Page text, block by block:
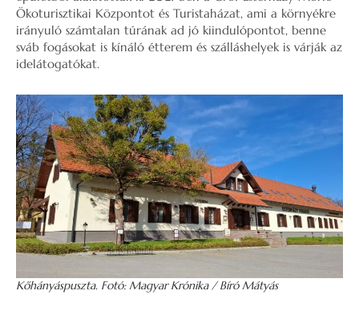
Ökoturisztikai Központot és Turistaházat, ami a környékre
irányuló számtalan túrának ad jó kiindulópontot, benne
sváb fogásokat is kínáló étterem és szálláshelyek is várják az
idelátogatókat.
Kőhányáspuszta. Fotó: Magyar Krónika / Bíró Mátyás